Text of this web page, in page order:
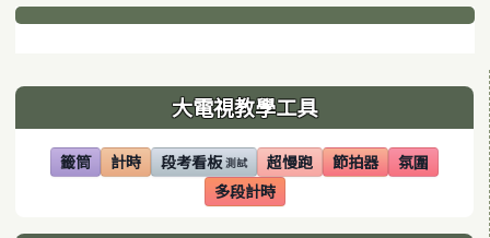
下中區域內容
左邊區域內容 大電視教學工具
籤筒
(另開視窗)
計時
(另開視窗)段考看板 測試
(另開視窗) 超慢跑
(另開視窗)節拍器
(另開視窗)氛圍
(另開視窗)
多段計時
(另開視窗)